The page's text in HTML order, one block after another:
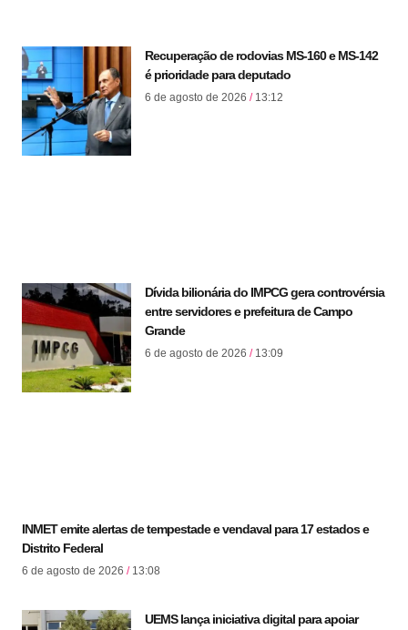
Recuperação de rodovias MS-160 e MS-142
é prioridade para deputado
6 de agosto de 2026 13:12
Dívida bilionária do IMPCG gera controvérsia
entre servidores e prefeitura de Campo
Grande
6 de agosto de 2026 13:09
INMET emite alertas de tempestade e vendaval para 17 estados e
Distrito Federal
6 de agosto de 2026 13:08
UEMS lança iniciativa digital para apoiar